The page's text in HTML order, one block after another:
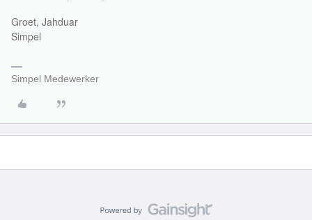
Groet, Jahduar
Simpel
Simpel Medewerker